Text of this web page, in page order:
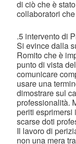
di ciò che è
collaboratori
.5 intervento di
Si evince dalla
Romito che è
punto di vista
comunicare
usare una
dimostrare sul
professionalità.
periti esprimersi
scarse doti
Il lavoro di
non una mera